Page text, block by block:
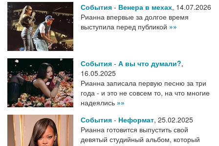
События - Венера в мехах, 14.07.2026
Рианна впервые за долгое время
выступила перед публикой »»
События - А вы что думали?,
16.05.2025
Рианна записала первую песню за три
года - и это не совсем то, на что многие
надеялись »»
События - Неформат, 25.02.2025
Рианна готовится выпустить свой
девятый студийный альбом, который